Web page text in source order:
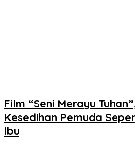
Film “Seni Merayu
Kesedihan Pemuda
Ibu